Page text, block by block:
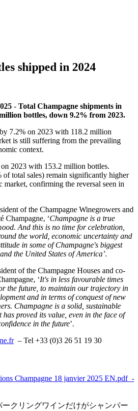
shipped in 2024
- Total Champagne shipments in
bottles, down 9.2% from 2023.
7.2% on 2023 with 118.2 million
is still suffering from the prevailing
context.
2023 with 153.2 million bottles.
total sales) remain significantly higher
market, confirming the reversal seen in
of the Champagne Winegrowers and
Champagne, ‘Champagne is a true
And this is no time for celebration,
the world, economic uncertainty and
in some of Champagne's biggest
the United States of America’.
of the Champagne Houses and co-
‘It's in less favourable times
the future, to maintain our trajectory in
and in terms of conquest of new
Champagne is a solid, sustainable
proved its value, even in the face of
in the future’.
– Tel +33 (0)3 26 51 19 30
Champagne 18 janvier 2025 EN.pdf -
クリングワインだけがシャンパー